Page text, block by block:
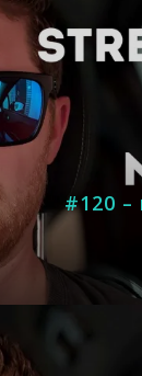
#120 –